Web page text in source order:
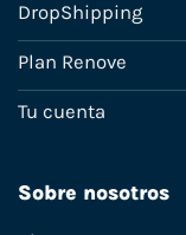
DropShipping
Plan Renove
Tu cuenta
Sobre nosotros